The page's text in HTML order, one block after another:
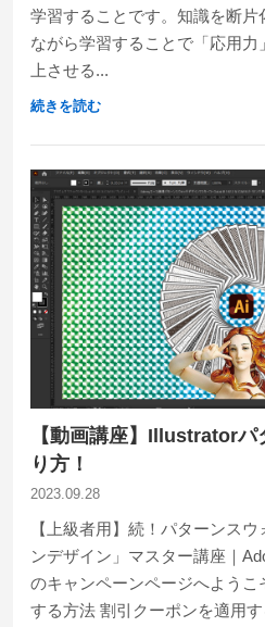
学習することです。知識を断片
ながら学習することで「応用
上させる...
続きを読む
【動画講座】Illustrator
り方！
2023.09.28
【上級者用】続！パターンス
ンデザイン」マスター講座｜
のキャンペーンページへようこ
する方法 割引クーポンを適用